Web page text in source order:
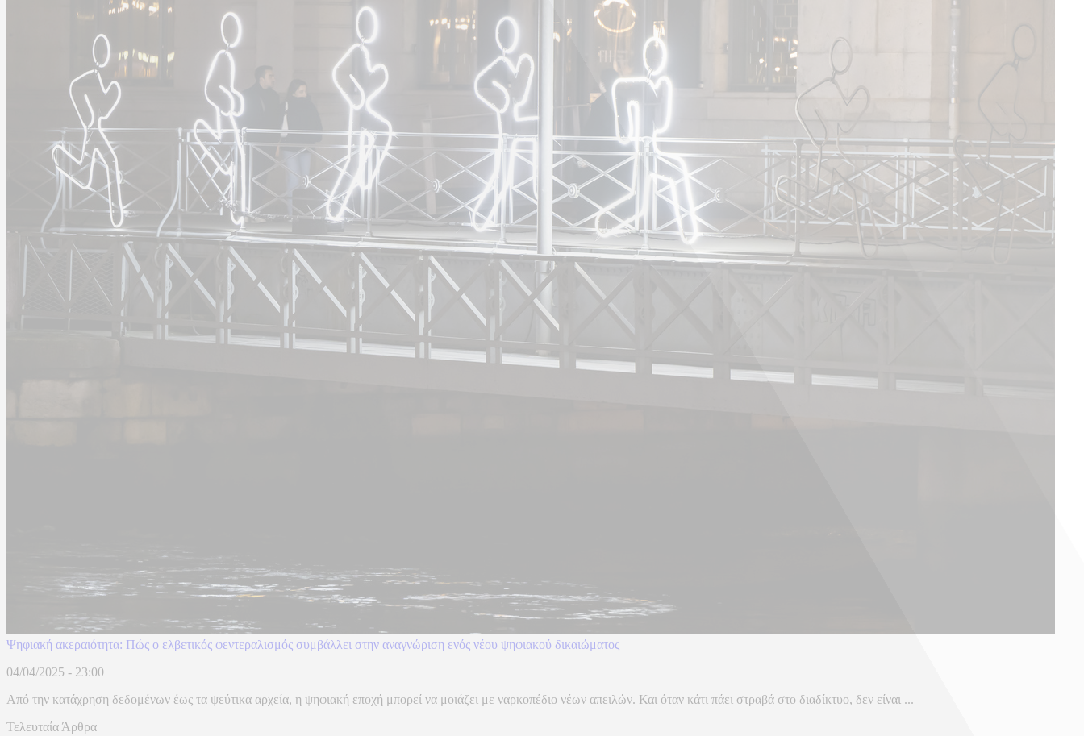
Ψηφιακή ακεραιότητα: Πώς ο ελβετικός φεντεραλισμός συμβάλλει στην αναγνώριση ενός νέου ψηφιακού δικαιώματος
04/04/2025 - 23:00
Από την κατάχρηση δεδομένων έως τα ψεύτικα αρχεία, η ψηφιακή εποχή μπορεί να μοιάζει με ναρκοπέδιο νέων απειλών. Και όταν κάτι πάει στραβά στο διαδίκτυο, δεν είναι ...
Τελευταία Άρθρα